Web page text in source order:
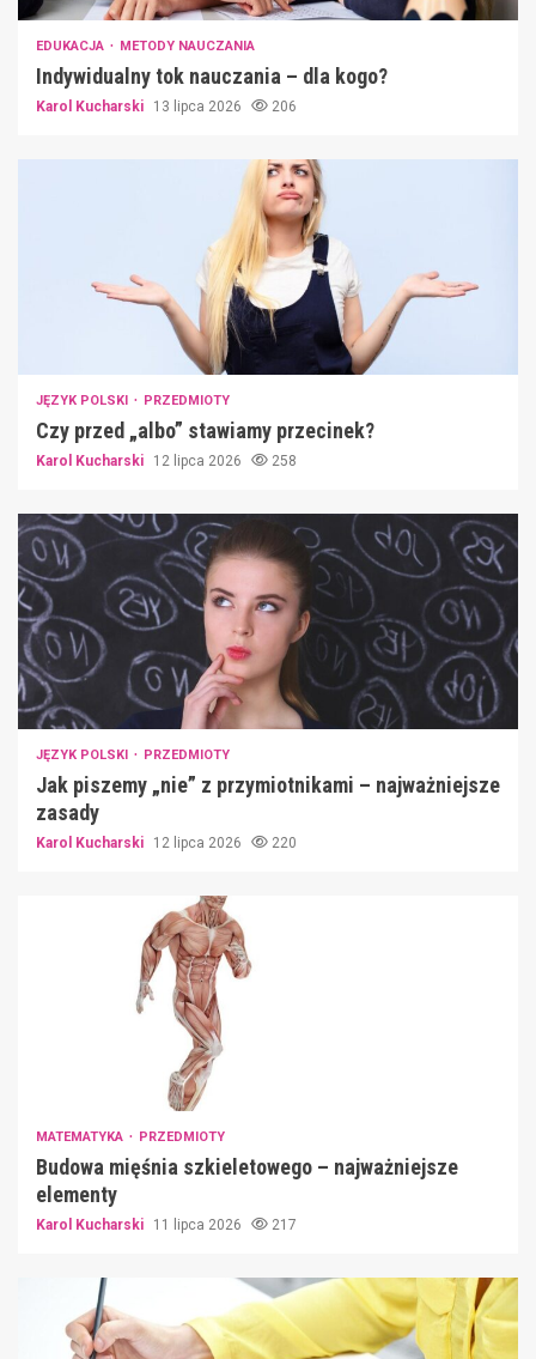
EDUKACJA METODY NAUCZANIA
Indywidualny tok nauczania – dla kogo?
Karol Kucharski 13 lipca 2026 206
JĘZYK POLSKI PRZEDMIOTY
Czy przed „albo” stawiamy przecinek?
Karol Kucharski 12 lipca 2026 258
JĘZYK POLSKI PRZEDMIOTY
Jak piszemy „nie” z przymiotnikami – najważniejsze
zasady
Karol Kucharski 12 lipca 2026 220
MATEMATYKA PRZEDMIOTY
Budowa mięśnia szkieletowego – najważniejsze
elementy
Karol Kucharski 11 lipca 2026 217